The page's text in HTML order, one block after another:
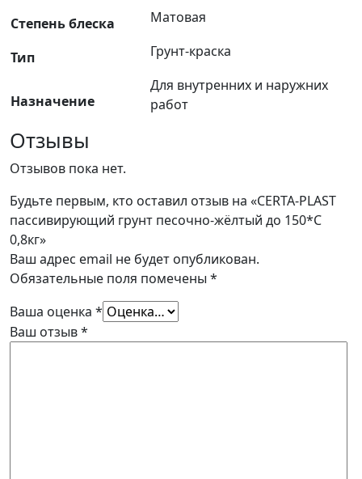
Степень блеска Матовая
Тип Грунт-краска
Назначение
Для внутренних и наружних
работ
Отзывы
Отзывов пока нет.
Будьте первым, кто оставил отзыв на «CERTA-PLAST
пассивирующий грунт песочно-жёлтый до 150*С
0,8кг»
Ваш адрес email не будет опубликован.
Обязательные поля помечены *
Ваша оценка *
Ваш отзыв*